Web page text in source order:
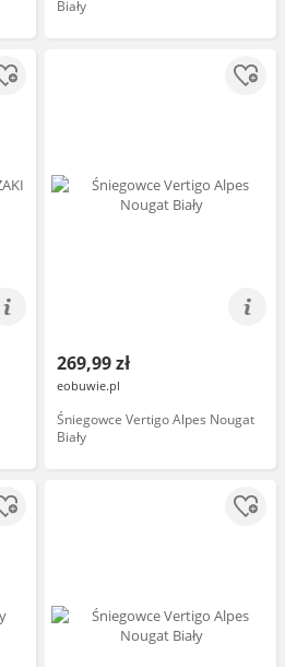
Biały
269,99 zł
eobuwie.pl
Śniegowce Vertigo Alpes Nougat
Biały